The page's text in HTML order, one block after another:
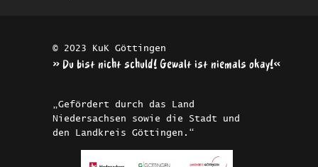
© 2023 KuK Göttingen
»Du bist nicht schuld! Gewalt ist niemals okay!«
„Gefördert durch das Land
Niedersachsen sowie die Stadt und
den Landkreis Göttingen.“